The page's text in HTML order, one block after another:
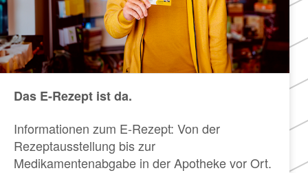
Das E-Rezept ist da.
Informationen zum E-Rezept: Von der
Rezeptausstellung bis zur
Medikamentenabgabe in der Apotheke vor Ort.